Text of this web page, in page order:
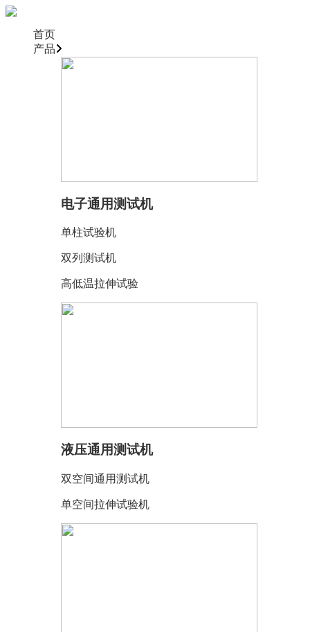
首页
产品
电子通用测试机
单柱试验机
双列测试机
高低温拉伸试验
液压通用测试机
双空间通用测试机
单空间拉伸试验机